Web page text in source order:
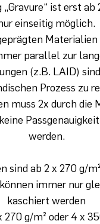
„Gravure“ ist erst ab
einseitig möglich.
parallel zur
(z.B. LAID)
Prozess zu
muss 2x durch die
werden.
sind ab 2 x 270 g/
immer nur
kaschiert werden
270 g/m² oder 4 x